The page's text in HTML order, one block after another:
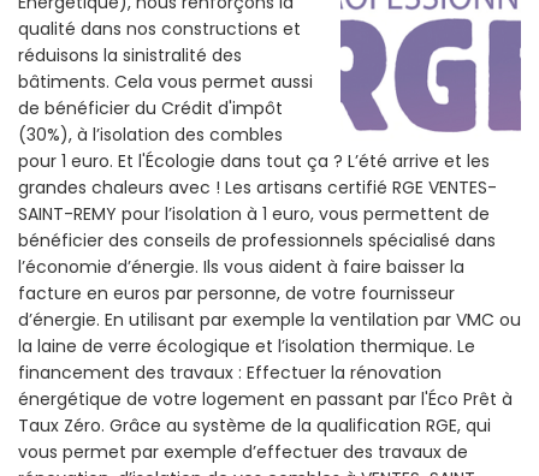
qualité dans nos constructions et
réduisons la sinistralité des
bâtiments. Cela vous permet aussi
de bénéficier du Crédit d'impôt
(30%), à l’isolation des combles
pour 1 euro. Et l'Écologie dans tout ça ? L’été arrive et les
grandes chaleurs avec ! Les artisans certifié RGE VENTES-
SAINT-REMY pour l’isolation à 1 euro, vous permettent de
bénéficier des conseils de professionnels spécialisé dans
l’économie d’énergie. Ils vous aident à faire baisser la
facture en euros par personne, de votre fournisseur
d’énergie. En utilisant par exemple la ventilation par VMC ou
la laine de verre écologique et l’isolation thermique. Le
financement des travaux : Effectuer la rénovation
énergétique de votre logement en passant par l'Éco Prêt à
Taux Zéro. Grâce au système de la qualification RGE, qui
vous permet par exemple d’effectuer des travaux de